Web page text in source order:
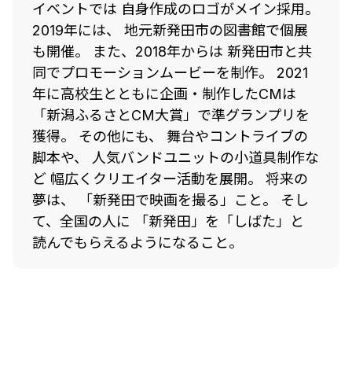
イベントでは 自身作成のロゴがメイン採用。
2019年には、 地元新発田市の図書館で個展
も開催。 また、2018年からは 新発田市と共
同でプロモーションムービーを制作。 2021
年に高校生とともに企画・制作したCMは
「新潟ふるさとCM大賞」で準グランプリを
獲得。 その他にも、 舞台やコントライブの
脚本や、 人気バンドユニットの小道具制作な
ど 幅広くクリエイター活動を展開。 将来の
夢は、 「新発田で映画を撮る」こと。 そし
て、全国の人に 「新発田」を「しばた」と
読んでもらえるようになること。